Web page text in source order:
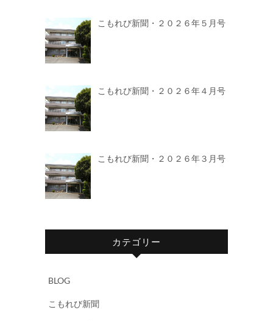
こもれび新聞・２０２６年５月号
こもれび新聞・２０２６年４月号
こもれび新聞・２０２６年３月号
カテゴリー
BLOG
こもれび新聞